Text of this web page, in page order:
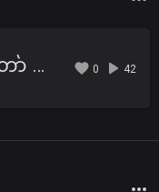
မဟာစည်ဆရာတော် ဦးသောဘန - ပရိတ်ကြီး(၁၁)သုတ် 0 42